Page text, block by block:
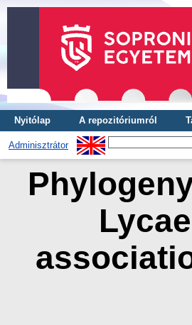
Nyitólap A repozitóriumról
Adminisztrátor